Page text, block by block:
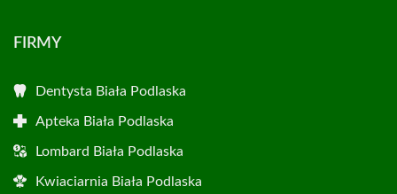
FIRMY
Dentysta Biała Podlaska
Apteka Biała Podlaska
Lombard Biała Podlaska
Kwiaciarnia Biała Podlaska